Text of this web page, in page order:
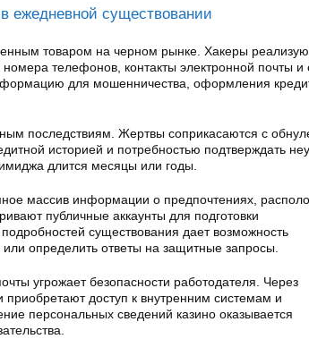
ежедневной существовании
товаром на черном рынке. Хакеры
телефонов, контакты электронной почты и
для мошенничества, оформления
последствиям. Жертвы соприкасаются с
историей и потребностью подтверждать
длится месяцы или годы.
массив информации о предпочтениях,
публичные аккаунты для подготовки
существования дает возможность
определить ответы на защитные запросы.
угрожает безопасности работодателя. Через
доступ к внутренним системам и
персональных сведений казино оказывается